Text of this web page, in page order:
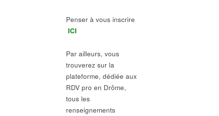
Penser à vous inscrire
ICI
Par ailleurs, vous
trouverez sur la
plateforme, dédiée aux
RDV pro en Drôme,
tous les
renseignements